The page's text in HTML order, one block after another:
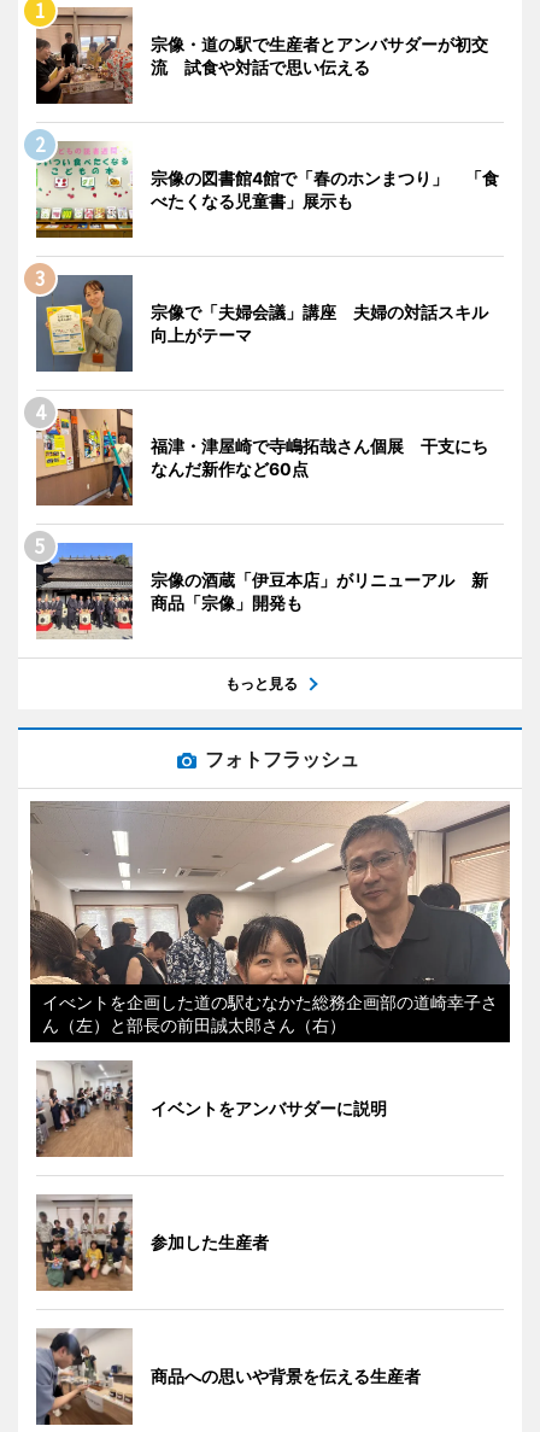
宗像・道の駅で生産者とアンバサダーが初交
流 試食や対話で思い伝える
宗像の図書館4館で「春のホンまつり」 「食
べたくなる児童書」展示も
宗像で「夫婦会議」講座 夫婦の対話スキル
向上がテーマ
福津・津屋崎で寺嶋拓哉さん個展 干支にち
なんだ新作など60点
宗像の酒蔵「伊豆本店」がリニューアル 新
商品「宗像」開発も
もっと見る
フォトフラッシュ
イべントを企画した道の駅むなかた総務企画部の道崎幸子さ
ん（左）と部長の前田誠太郎さん（右）
イベントをアンバサダーに説明
参加した生産者
商品への思いや背景を伝える生産者